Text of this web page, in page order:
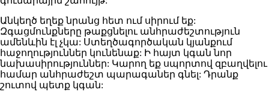
Անկեղծ եղեք նրանց հետ ում սիրում եք:
Զգացմունքները թաքցնելու անհրաժեշտություն
ամենևին էլ չկա: Ստեղծագործական կյանքում
հաջողություններ կունենաք: Ի հայտ կգան նոր
նախասիրություններ: Կարող եք սպորտով զբաղվելու
համար անհրաժեշտ պարագաներ գնել: Դրանք
շուտով պետք կգան: